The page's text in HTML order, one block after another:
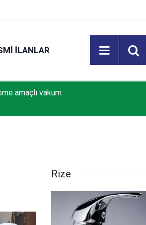
İLANLAR
amaçlı vakum
Rize